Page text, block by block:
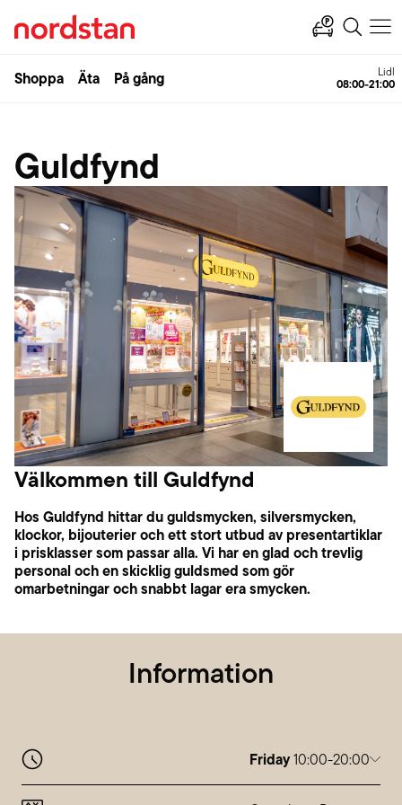
Shoppa Äta På gång Lidl
08:00-21:00
Guldfynd
Välkommen till Guldfynd
Hos Guldfynd hittar du guldsmycken, silversmycken,
klockor, bijouterier och ett stort utbud av presentartiklar
i prisklasser som passar alla. Vi har en glad och trevlig
personal och en skicklig guldsmed som gör
omarbetningar och snabbt lagar era smycken.
Information
Friday10:00-20:00
Monday
10:00-20:00